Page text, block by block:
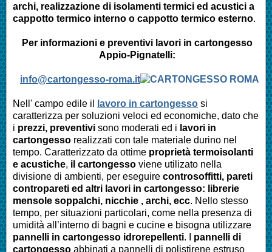
archi, realizzazione di isolamenti termici ed acustici a
cappotto termico interno o cappotto termico esterno.
Per informazioni e preventivi lavori in cartongesso
Appio-Pignatelli:
info@cartongesso-roma.it
Nell' campo edile il lavoro in cartongesso si
caratterizza per soluzioni veloci ed economiche, dato che
i prezzi, preventivi sono moderati ed i lavori in
cartongesso realizzati con tale materiale durino nel
tempo. Caratterizzato da ottime proprietà termoisolanti
e acustiche, il cartongesso viene utilizato nella
divisione di ambienti, per eseguire controsoffitti, pareti
contropareti ed altri lavori in cartongesso: librerie
mensole soppalchi, nicchie , archi, ecc. Nello stesso
tempo, per situazioni particolari, come nella presenza di
umidità all’interno di bagni e cucine e bisogna utilizzare
pannelli in cartongesso idrorepellenti. I pannelli di
cartongesso abbinati a pannelli di polistirene estruso